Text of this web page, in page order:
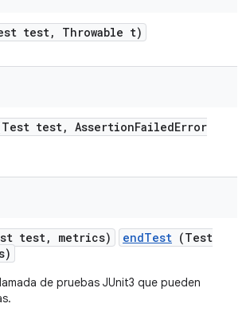
test, Throwable t)
test, AssertionFailedError
test, metrics) endTest (Test
de pruebas JUnit3 que pueden